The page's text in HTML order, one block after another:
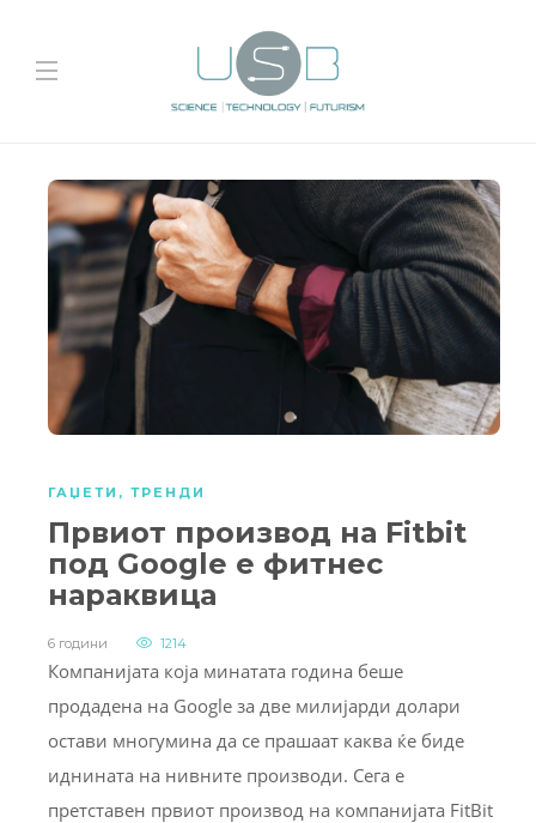
ГАЏЕТИ , ТРЕНДИ
Првиот производ на Fitbit
под Google е фитнес
нараквица
6 години 1214
Компанијата која минатата година беше
продадена на Google за две милијарди долари
остави многумина да се прашаат каква ќе биде
иднината на нивните производи. Сега е
претставен првиот производ на компанијата FitBit